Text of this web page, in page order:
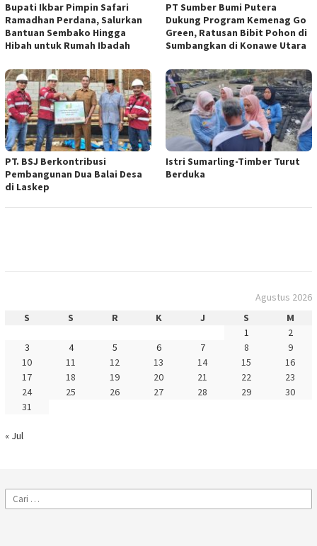
Bupati Ikbar Pimpin Safari
Ramadhan Perdana, Salurkan
Bantuan Sembako Hingga
Hibah untuk Rumah Ibadah
PT Sumber Bumi Putera
Dukung Program Kemenag Go
Green, Ratusan Bibit Pohon di
Sumbangkan di Konawe Utara
PT. BSJ Berkontribusi
Pembangunan Dua Balai Desa
di Laskep
Istri Sumarling-Timber Turut
Berduka
Agustus 2026
S
S R K J S
M
1
2
3
4 5 6 7 8
9
10
11 12 13 14 15
16
17
18 19 20 21 22
23
24
25 26 27 28 29
30
31
« Jul
Cari
untuk: